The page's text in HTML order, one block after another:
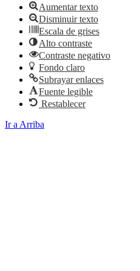
Aumentar texto
Disminuir texto
Escala de grises
Alto contraste
Contraste negativo
Fondo claro
Subrayar enlaces
Fuente legible
Restablecer
Ir a Arriba